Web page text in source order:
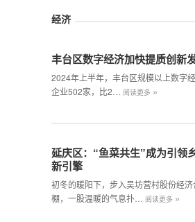
经济
丰台区数字经济加快提质创新
2024年上半年，丰台区规模以上数字
企业502家，比2…
阅读更多 »
延庆区：“鱼菜共生”成为引领
新引擎
初冬的暖阳下，步入吴坊营村股份经
棚，一股温暖的气息扑…
阅读更多 »